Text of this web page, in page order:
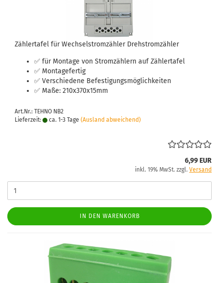
Zäh­ler­ta­fel für Wech­sel­strom­zäh­ler Dreh­strom­zäh­ler
✅ für Mon­ta­ge von Strom­zäh­lern auf Zäh­ler­ta­fel
✅ Mon­ta­ge­fer­tig
✅ Ver­schie­de­ne Be­fes­ti­gungs­mög­lich­kei­ten
✅ Maße: 210x370x15mm
Art.Nr.: TEHNO NB2
Lieferzeit:
ca. 1-3 Tage (Ausland abweichend)
6,99 EUR
inkl. 19% MwSt. zzgl. Versand
IN DEN WARENKORB